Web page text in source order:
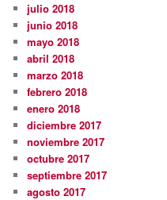
julio 2018
junio 2018
mayo 2018
abril 2018
marzo 2018
febrero 2018
enero 2018
diciembre 2017
noviembre 2017
octubre 2017
septiembre 2017
agosto 2017